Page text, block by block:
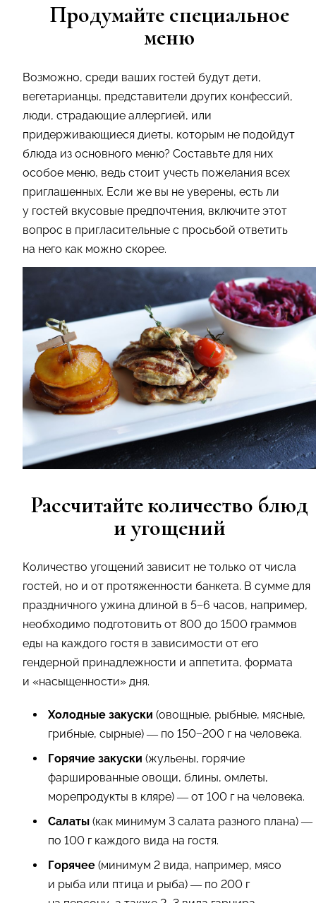
Продумайте специальное
меню
Возможно, среди ваших гостей будут дети,
вегетарианцы, представители других конфессий,
люди, страдающие аллергией, или
придерживающиеся диеты, которым не подойдут
блюда из основного меню? Составьте для них
особое меню, ведь стоит учесть пожелания всех
приглашенных. Если же вы не уверены, есть ли
у гостей вкусовые предпочтения, включите этот
вопрос в пригласительные с просьбой ответить
на него как можно скорее.
Рассчитайте количество блюд
и угощений
Количество угощений зависит не только от числа
гостей, но и от протяженности банкета. В сумме для
праздничного ужина длиной в 5−6 часов, например,
необходимо подготовить от 800 до 1500 граммов
еды на каждого гостя в зависимости от его
гендерной принадлежности и аппетита, формата
и «насыщенности» дня.
Холодные закуски (овощные, рыбные, мясные,
грибные, сырные) — по 150−200 г на человека.
Горячие закуски (жульены, горячие
фаршированные овощи, блины, омлеты,
морепродукты в кляре) — от 100 г на человека.
Салаты (как минимум 3 салата разного плана) —
по 100 г каждого вида на гостя.
Горячее (минимум 2 вида, например, мясо
и рыба или птица и рыба) — по 200 г